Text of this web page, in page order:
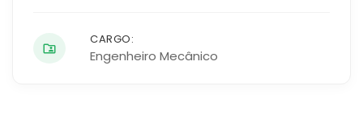
CARGO:
Engenheiro Mecânico